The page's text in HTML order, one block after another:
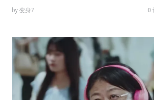
by 变身7 0